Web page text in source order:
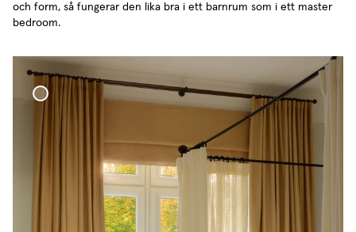
och form, så fungerar den lika bra i ett barnrum som i ett master
bedroom.
'Klot' Antik Brons